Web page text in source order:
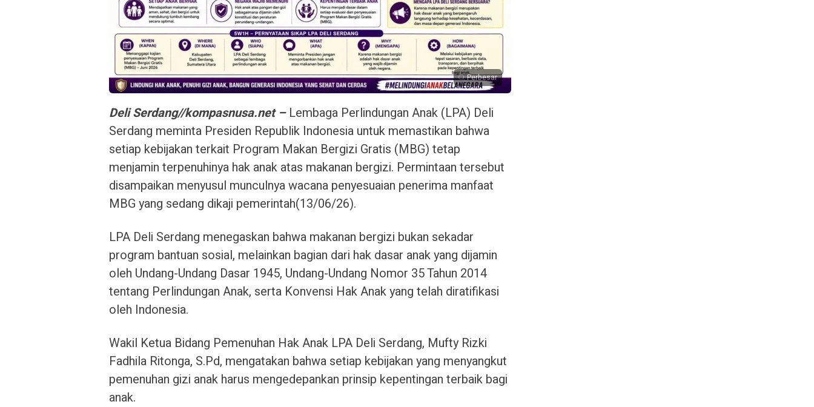
Perbesar
Deli Serdang//kompasnusa.net –Lembaga Perlindungan Anak (LPA) Deli
Serdang meminta Presiden Republik Indonesia untuk memastikan bahwa
setiap kebijakan terkait Program Makan Bergizi Gratis (MBG) tetap
menjamin terpenuhinya hak anak atas makanan bergizi. Permintaan tersebut
disampaikan menyusul munculnya wacana penyesuaian penerima manfaat
MBG yang sedang dikaji pemerintah(13/06/26).
LPA Deli Serdang menegaskan bahwa makanan bergizi bukan sekadar
program bantuan sosial, melainkan bagian dari hak dasar anak yang dijamin
oleh Undang-Undang Dasar 1945, Undang-Undang Nomor 35 Tahun 2014
tentang Perlindungan Anak, serta Konvensi Hak Anak yang telah diratifikasi
oleh Indonesia.
Wakil Ketua Bidang Pemenuhan Hak Anak LPA Deli Serdang, Mufty Rizki
Fadhila Ritonga, S.Pd, mengatakan bahwa setiap kebijakan yang menyangkut
pemenuhan gizi anak harus mengedepankan prinsip kepentingan terbaik bagi
anak.